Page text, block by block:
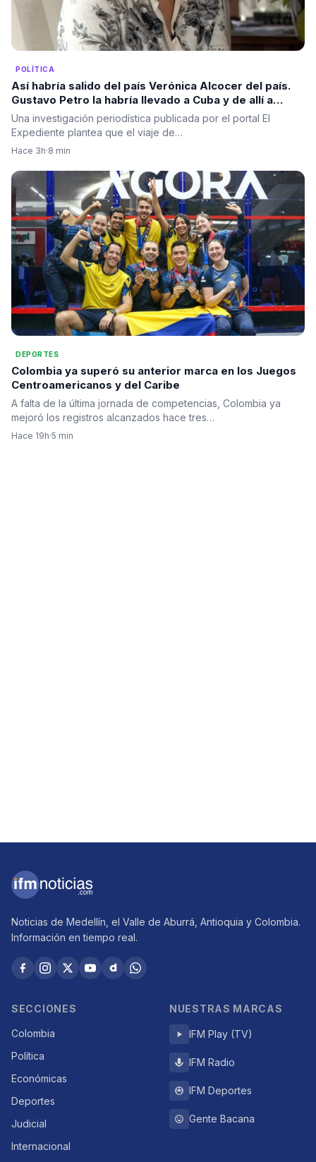
POLÍTICA
Así habría salido del país Verónica Alcocer del país.
Gustavo Petro la habría llevado a Cuba y de allí a
Suecia
Una investigación periodística publicada por el portal El
Expediente plantea que el viaje de…
Hace 3h·8 min
DEPORTES
Colombia ya superó su anterior marca en los Juegos
Centroamericanos y del Caribe
A falta de la última jornada de competencias, Colombia ya
mejoró los registros alcanzados hace tres…
Hace 19h·5 min
Noticias de Medellín, el Valle de Aburrá, Antioquia y Colombia.
Información en tiempo real.
SECCIONES
Colombia
Política
Económicas
Deportes
Judicial
Internacional
NUESTRAS MARCAS
IFM Play (TV)
IFM Radio
IFM Deportes
Gente Bacana